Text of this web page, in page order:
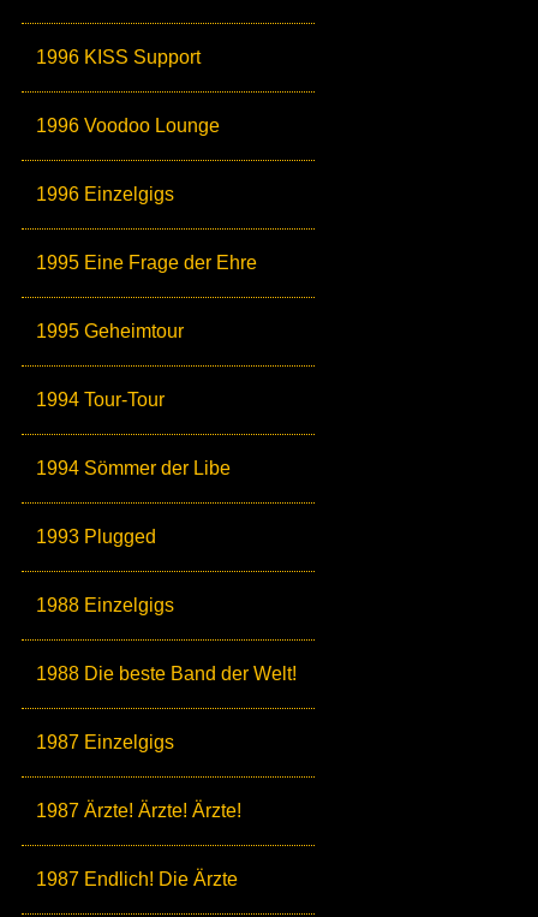
1996 KISS Support
1996 Voodoo Lounge
1996 Einzelgigs
1995 Eine Frage der Ehre
1995 Geheimtour
1994 Tour-Tour
1994 Sömmer der Libe
1993 Plugged
1988 Einzelgigs
1988 Die beste Band der Welt!
1987 Einzelgigs
1987 Ärzte! Ärzte! Ärzte!
1987 Endlich! Die Ärzte